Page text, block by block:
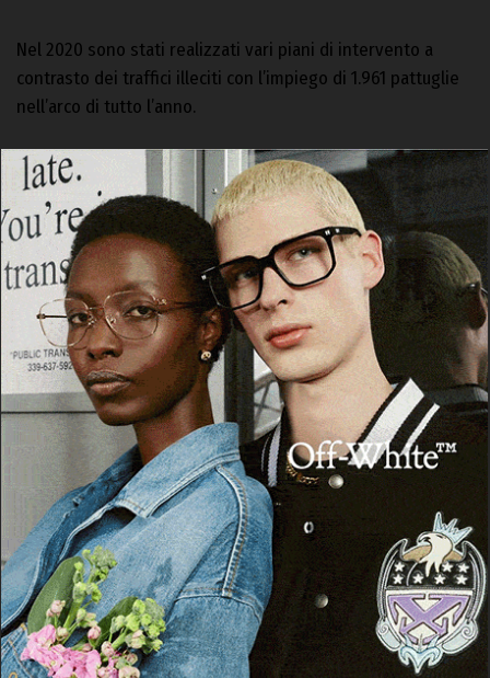
Nel 2020 sono stati realizzati vari piani di intervento a
contrasto dei traffici illeciti con l’impiego di 1.961 pattuglie
nell’arco di tutto l’anno.
Ogni giorno la Guardia di Finanaza di Nuoro è impegnata,
anche con le pattuglie a disposizione del servizio di
pubblica utilità 117, per il quale, nel 2020, nel territorio della
provincia di Nuoro, sono stateimpiegate 1.460 pattuglie.
LE OPERAZIONI DI SOCCORSO E IL CONCORSO NEI SERVIZI
DI ORDINEE SICUREZZA PUBBLICA
Prosegue incessante la quotidiana azione di soccorso della
componente specialistica della Guardia di finanza,
impegnata nelle principali e più complesse operazioni di
salvaguardia della vita umana in ogni ambiente e contesto.
In tale ambito operano i militari altamente specializzati del
Soccorso Alpino della Guardia di Finanza (S.A.G.F.), della
Stazione di Nuoro, in grado di operare, in tutto il territorio
della regione, in ambiente montano, impervio e non
antropizzato, costantemente supportato dal comparto